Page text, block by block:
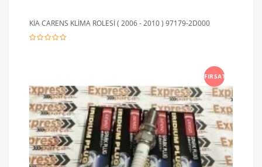
KİA CARENS KLİMA ROLESİ ( 2006 - 2010 ) 97179-2D000
FIRSAT